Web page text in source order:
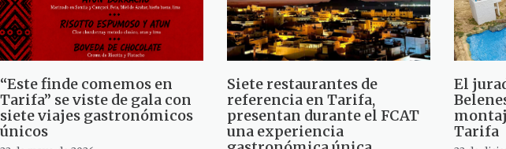
“Este finde comemos en
Tarifa” se viste de gala con
siete viajes gastronómicos
únicos
Siete restaurantes de
referencia en Tarifa,
presentan durante el FCAT
una experiencia
El
Tarifa